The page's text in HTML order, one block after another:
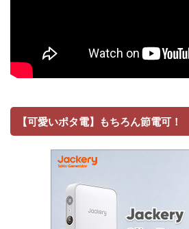
【可愛いポタ電】もちろん節電可！